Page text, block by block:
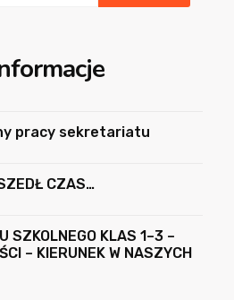
pracy sekretariatu
CZAS…
SZKOLNEGO KLAS 1–3 –
– KIERUNEK W NASZYCH